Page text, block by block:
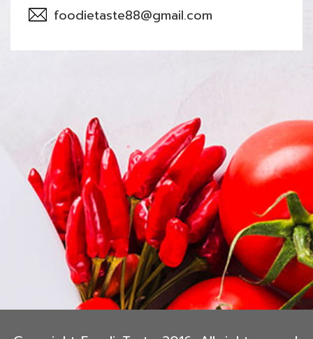
foodietaste88@gmail.com